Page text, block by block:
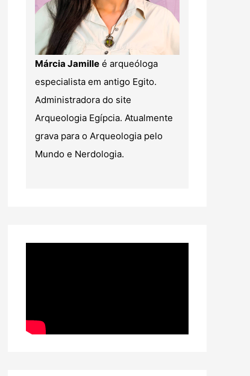
Márcia Jamille é arqueóloga
especialista em antigo Egito.
Administradora do site
Arqueologia Egípcia. Atualmente
grava para o Arqueologia pelo
Mundo e Nerdologia.